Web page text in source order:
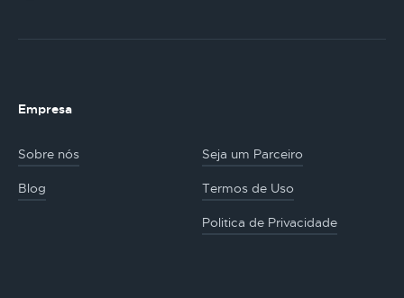
Empresa
Sobre nós Seja um Parceiro
Blog Termos de Uso
Politica de Privacidade